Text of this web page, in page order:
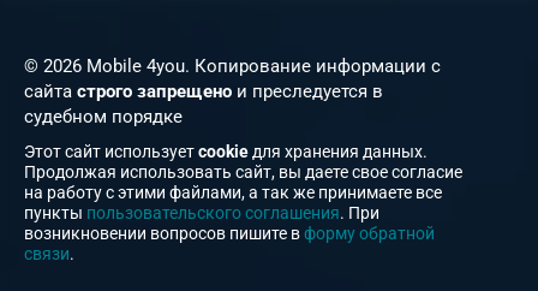
© 2026 Mobile 4you. Копирование информации с
сайта строго запрещено и преследуется в
судебном порядке
Этот сайт используетcookie для хранения данных.
Продолжая использовать сайт, вы даете свое согласие
на работу с этими файлами, а так же принимаете все
пункты пользовательского соглашения. При
возникновении вопросов пишите вформу обратной
связи.